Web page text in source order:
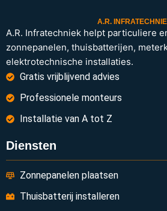
A.R.
A.R. Infratechniek helpt particuliere
zonnepanelen, thuisbatterijen,
elektrotechnische installaties.
Gratis vrijblijvend advies
Professionele monteurs
Installatie van A tot Z
Diensten
Zonnepanelen plaatsen
Thuisbatterij installeren